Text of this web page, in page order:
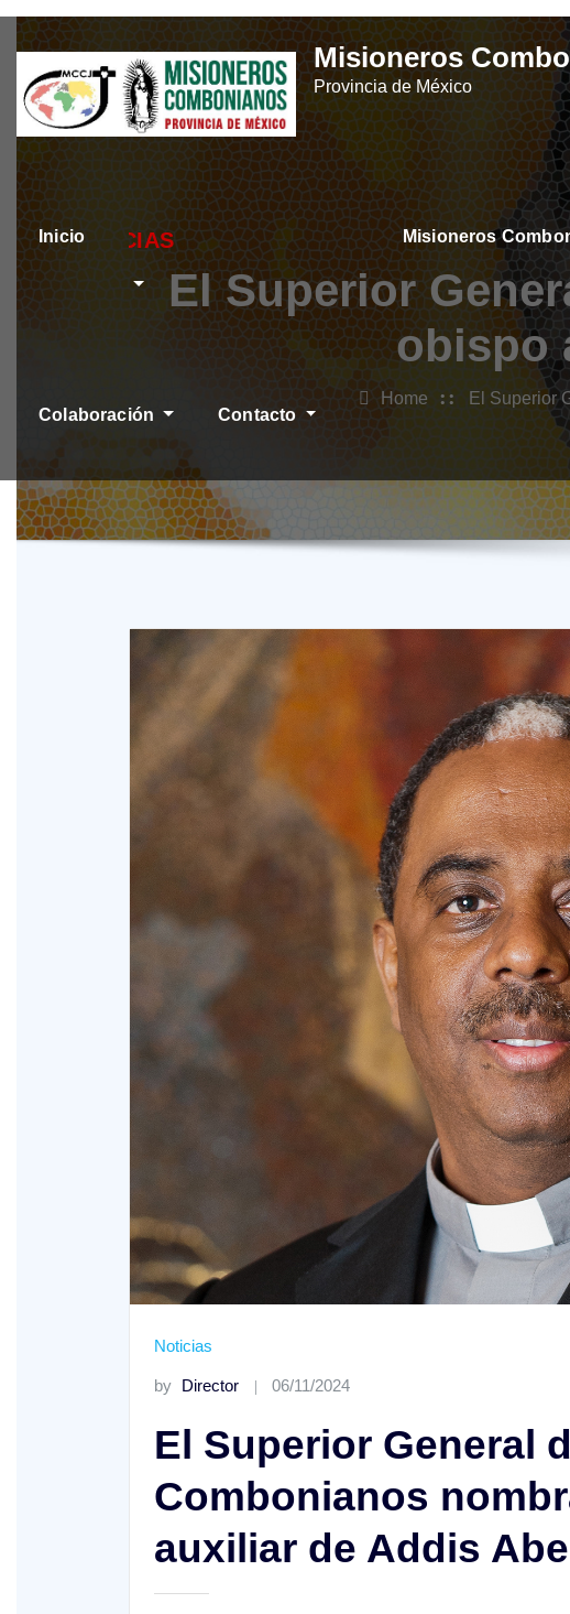
Skip
content
Misioneros
Provincia de México
Inicio ÚLTIMAS NOTICIAS
Misioneros
Colaboración Contacto
El Superior
obispo
Home El Superior
Noticias
by Director 06/11/2024
El Superior General
Combonianos
auxiliar de Addis
XV Domingo ordinario. Año A